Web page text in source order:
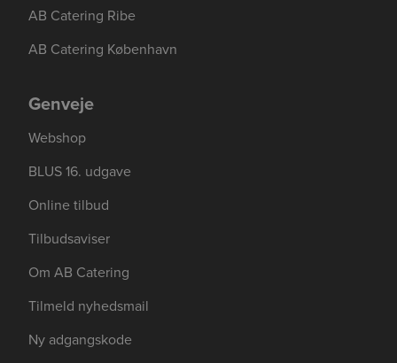
AB Catering Ribe
AB Catering København
Genveje
Webshop
BLUS 16. udgave
Online tilbud
Tilbudsaviser
Om AB Catering
Tilmeld nyhedsmail
Ny adgangskode